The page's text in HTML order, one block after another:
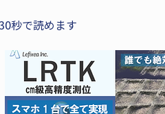
秒で読めます